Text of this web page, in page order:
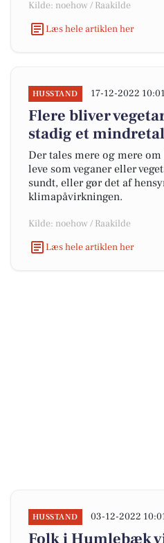
Kilde: noehow / Raakilde
Læs hele artiklen her
HUSSTAND 17-12-2022 10:01
Flere bliver
stadig et
Der tales mere og mere
leve som veganer eller
sundt, eller gør det af
klimapåvirkningen.
Kilde: noehow / Raakilde
Læs hele artiklen her
HUSSTAND 03-12-2022
Folk i Humlebæk